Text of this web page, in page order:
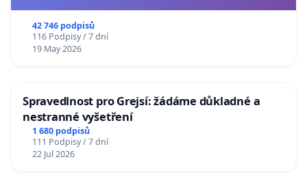
42 746 podpisů
116 Podpisy / 7 dní
19 May 2026
Spravedlnost pro Grejsí: žádáme důkladné a
nestranné vyšetření
1 680 podpisů
111 Podpisy / 7 dní
22 Jul 2026